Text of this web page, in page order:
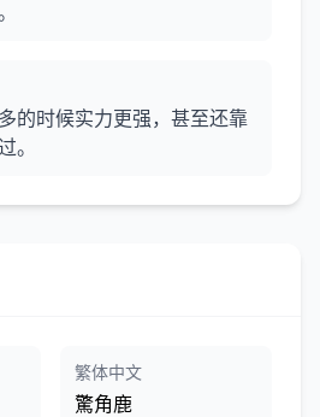
的时候实力更强，甚至还靠
。
繁体中文
驚角鹿